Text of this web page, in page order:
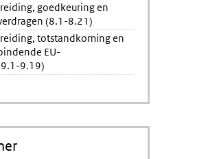
goedkeuring en
(8.1-8.21)
totstandkoming en
EU-
9.19)